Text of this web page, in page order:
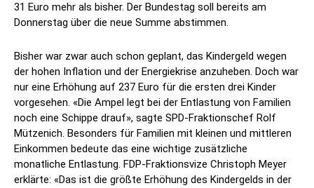
31 Euro mehr als bisher. Der Bundestag soll bereits am
Donnerstag über die neue Summe abstimmen.
Bisher war zwar auch schon geplant, das Kindergeld wegen
der hohen Inflation und der Energiekrise anzuheben. Doch war
nur eine Erhöhung auf 237 Euro für die ersten drei Kinder
vorgesehen. «Die Ampel legt bei der Entlastung von Familien
noch eine Schippe drauf», sagte SPD-Fraktionschef Rolf
Mützenich. Besonders für Familien mit kleinen und mittleren
Einkommen bedeute das eine wichtige zusätzliche
monatliche Entlastung. FDP-Fraktionsvize Christoph Meyer
erklärte: «Das ist die größte Erhöhung des Kindergelds in der